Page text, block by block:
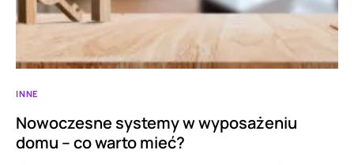
INNE
Nowoczesne systemy w wyposażeniu
domu – co warto mieć?